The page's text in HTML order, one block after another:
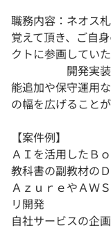
職務内容：ネオス
覚えて頂き、ご自
クトに参画していた
開発実装をメ
能追加や保守運用
の幅を広げることが
【案件例】
ＡＩを活用したＢ
教科書の副教材の
ＡｚｕｒｅやＡＷ
リ開発
自社サービスの企